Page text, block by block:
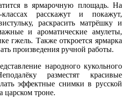
в ярмарочную площадь. На
классах расскажут и покажут,
раскрасить матрёшку и
и ароматические амулеты,
гжель. Также откроется ярмарка
произведения ручной работы.
народного кукольного
разместят красивые
эффектные снимки в русской
царском троне.​